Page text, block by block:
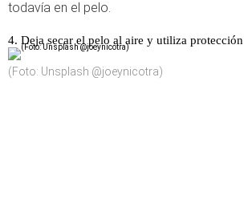
todavía en el pelo.
4. Deja secar el pelo al aire y utiliza
(Foto: Unsplash @joeynicotra)